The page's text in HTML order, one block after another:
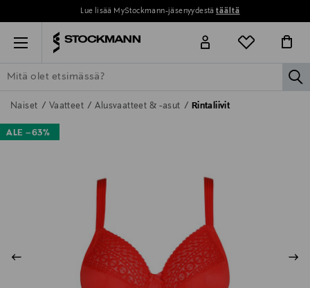
Lue lisää MyStockmann-jäsenyydestätäältä
Menu
ETSI KAIKKI NAISET MIEHET LAPSET KOTI
Naiset Vaatteet Alusvaatteet & -asut Rintaliivit
ALE –63%